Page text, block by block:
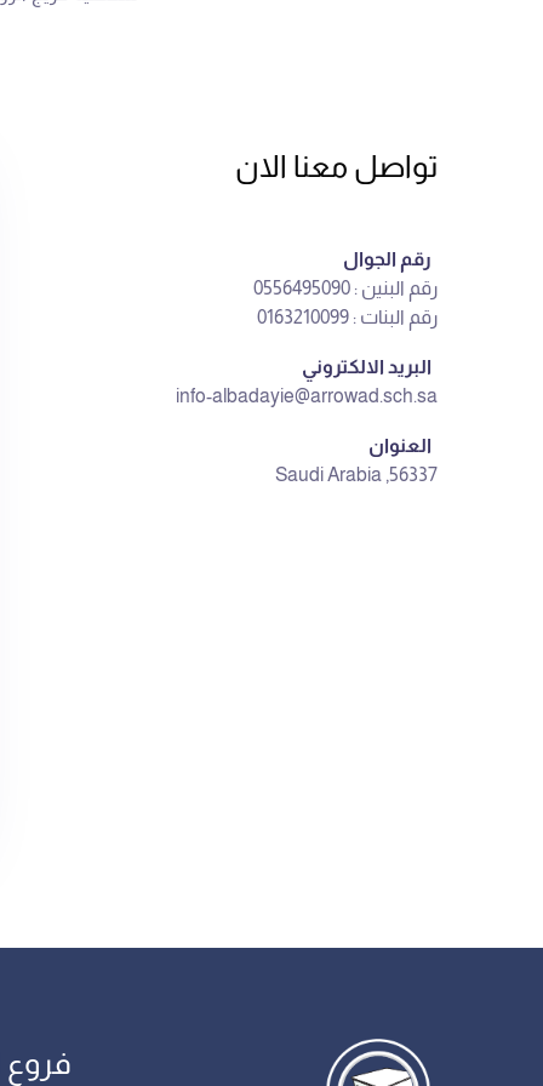
تواصل معنا الان
رقم الجوال
رقم البنين : 0556495090
رقم البنات : 0163210099
البريد الالكتروني
info-albadayie@arrowad.sch.sa
العنوان
56337, Saudi Arabia
فروع